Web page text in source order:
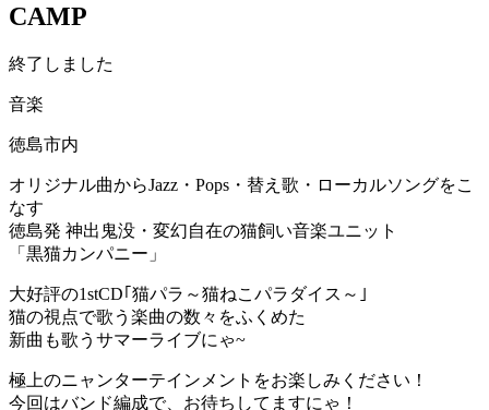
CAMP
終了しました
音楽
徳島市内
オリジナル曲からJazz・Pops・替え歌・ローカルソングをこ
なす
徳島発 神出鬼没・変幻自在の猫飼い音楽ユニット
「黒猫カンパニー」
大好評の1stCD｢猫パラ～猫ねこパラダイス～｣
猫の視点で歌う楽曲の数々をふくめた
新曲も歌うサマーライブにゃ~
極上のニャンターテインメントをお楽しみください！
今回はバンド編成で、お待ちしてますにゃ！